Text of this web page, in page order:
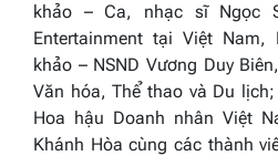
khảo – Ca, nhạc sĩ Ngọc
Entertainment tại Việt Nam,
khảo – NSND Vương Duy
Văn hóa, Thể thao và Du
Hoa hậu Doanh nhân Việt
Khánh Hòa cùng các thành